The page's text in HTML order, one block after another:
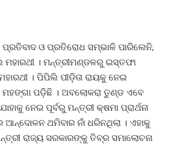
ଓ ପ୍ରତିରୋଧ ସମ୍ଭାଳି ପାରିଲେନି,
। ମନ୍ତ୍ରୀମଣ୍ଡଳରୁ ଇସ୍ତଫା
। ପିପିଲି ପୀଡ଼ିତା ରାୟକୁ ନେଇ
ପଡ଼ିଛି । ଅବଲୋକରା ତୁଣ୍ଡ ଏବେ
ନେଇ ପୂର୍ବରୁ ମନ୍ତ୍ରୀ କ୍ଷମା ପ୍ରାର୍ଥନା
ଥମିବାର ନାଁ ଧରିନଥିଲା । ଏହାକୁ
ରାଜ୍ୟ ସରକାରଙ୍କୁ ତିବ୍ର ସମାଲୋଚନା